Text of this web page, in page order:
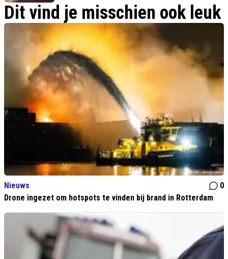
Dit vind je misschien ook leuk
Nieuws
0
Drone ingezet om hotspots te vinden bij brand in Rotterdam